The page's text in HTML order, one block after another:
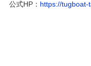
公式HP： https://tugboat-